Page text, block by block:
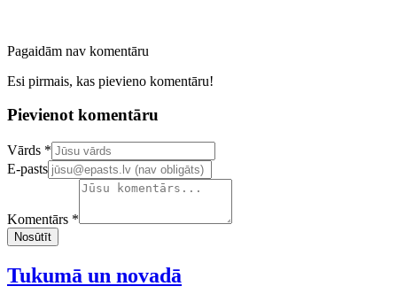
Pagaidām nav komentāru
Esi pirmais, kas pievieno komentāru!
Pievienot komentāru
Confirm your email address
Vārds *
E-pasts
Komentārs *
Nosūtīt
Tukumā un novadā